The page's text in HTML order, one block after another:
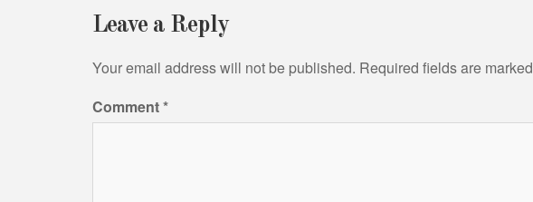
Leave a Reply
Your email address will not be published. Required fields are marked
Comment*